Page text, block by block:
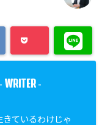
WRITER-
きているわけじゃ